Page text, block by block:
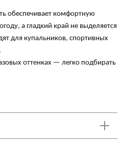
обеспечивает комфортную
а гладкий край не выделяется
для купальников, спортивных
оттенках — легко подбирать